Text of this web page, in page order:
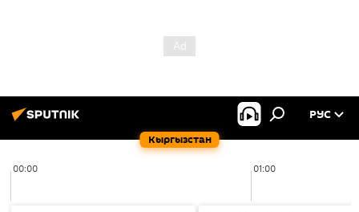
Кыргызстан
РУС
00:00 01:00